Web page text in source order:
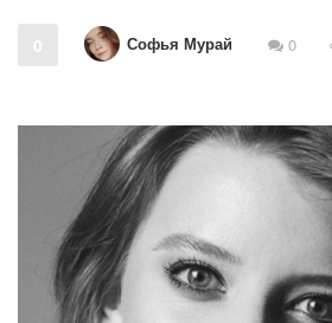
0 Софья Мурай 0